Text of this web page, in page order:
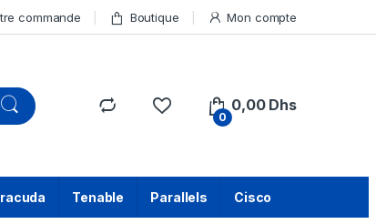
commande Boutique Mon compte
0
0,00 Dhs
Tenable Parallels Cisco